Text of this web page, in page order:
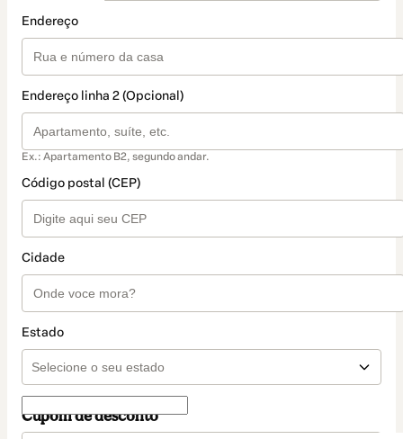
Endereço
Endereço linha 2 (Opcional)
Ex.: Apartamento B2, segundo andar.
Código postal (CEP)
Cidade
Estado
Cupom de desconto